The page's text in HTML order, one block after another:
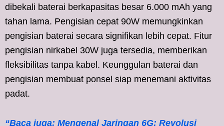
dibekali baterai berkapasitas besar 6.000 mAh yang
tahan lama. Pengisian cepat 90W memungkinkan
pengisian baterai secara signifikan lebih cepat. Fitur
pengisian nirkabel 30W juga tersedia, memberikan
fleksibilitas tanpa kabel. Keunggulan baterai dan
pengisian membuat ponsel siap menemani aktivitas
padat.
“Baca juga: Mengenal Jaringan 6G: Revolusi